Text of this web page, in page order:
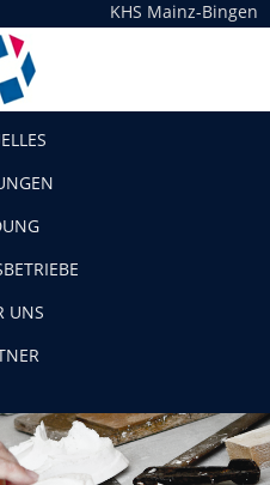
KHS Mainz-Bingen
UNS